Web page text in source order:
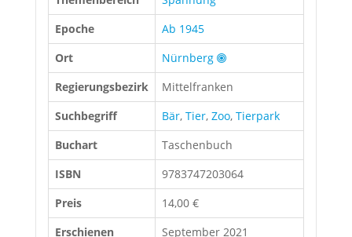
Epoche
Ab 1945
Ort
Nürnberg
Regierungsbezirk
Mittelfranken
Suchbegriff
Bär, Tier, Zoo, Tierpark
Buchart
Taschenbuch
ISBN
9783747203064
Preis
14,00 €
Erschienen
September 2021